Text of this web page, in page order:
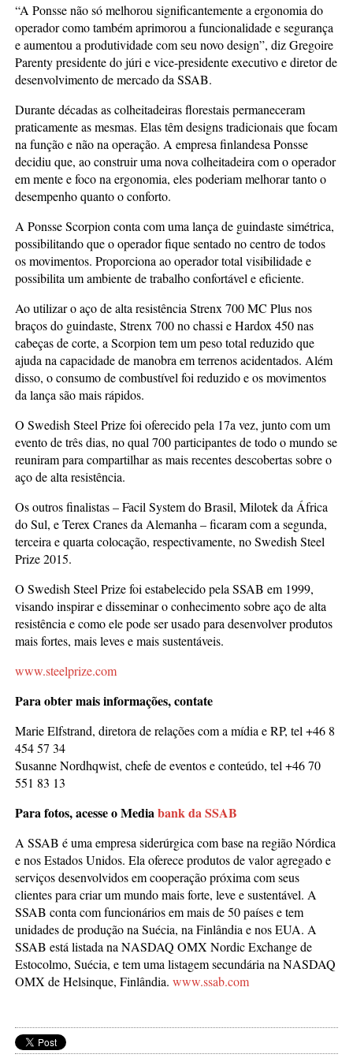
“A Ponsse não só melhorou significantemente a ergonomia do
operador como também aprimorou a funcionalidade e segurança
e aumentou a produtividade com seu novo design”, diz Gregoire
Parenty presidente do júri e vice-presidente executivo e diretor de
desenvolvimento de mercado da SSAB.
Durante décadas as colheitadeiras florestais permaneceram
praticamente as mesmas. Elas têm designs tradicionais que focam
na função e não na operação. A empresa finlandesa Ponsse
decidiu que, ao construir uma nova colheitadeira com o operador
em mente e foco na ergonomia, eles poderiam melhorar tanto o
desempenho quanto o conforto.
A Ponsse Scorpion conta com uma lança de guindaste simétrica,
possibilitando que o operador fique sentado no centro de todos
os movimentos. Proporciona ao operador total visibilidade e
possibilita um ambiente de trabalho confortável e eficiente.
Ao utilizar o aço de alta resistência Strenx 700 MC Plus nos
braços do guindaste, Strenx 700 no chassi e Hardox 450 nas
cabeças de corte, a Scorpion tem um peso total reduzido que
ajuda na capacidade de manobra em terrenos acidentados. Além
disso, o consumo de combustível foi reduzido e os movimentos
da lança são mais rápidos.
O Swedish Steel Prize foi oferecido pela 17a vez, junto com um
evento de três dias, no qual 700 participantes de todo o mundo se
reuniram para compartilhar as mais recentes descobertas sobre o
aço de alta resistência.
Os outros finalistas – Facil System do Brasil, Milotek da África
do Sul, e Terex Cranes da Alemanha – ficaram com a segunda,
terceira e quarta colocação, respectivamente, no Swedish Steel
Prize 2015.
O Swedish Steel Prize foi estabelecido pela SSAB em 1999,
visando inspirar e disseminar o conhecimento sobre aço de alta
resistência e como ele pode ser usado para desenvolver produtos
mais fortes, mais leves e mais sustentáveis.
www.steelprize.com
Para obter mais informações, contate
Marie Elfstrand, diretora de relações com a mídia e RP, tel +46 8
454 57 34
Susanne Nordhqwist, chefe de eventos e conteúdo, tel +46 70
551 83 13
Para fotos, acesse o Mediabank da SSAB
A SSAB é uma empresa siderúrgica com base na região Nórdica
e nos Estados Unidos. Ela oferece produtos de valor agregado e
serviços desenvolvidos em cooperação próxima com seus
clientes para criar um mundo mais forte, leve e sustentável. A
SSAB conta com funcionários em mais de 50 países e tem
unidades de produção na Suécia, na Finlândia e nos EUA. A
SSAB está listada na NASDAQ OMX Nordic Exchange de
Estocolmo, Suécia, e tem uma listagem secundária na NASDAQ
OMX de Helsinque, Finlândia.www.ssab.com